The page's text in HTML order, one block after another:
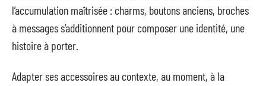
l’accumulation maîtrisée : charms, boutons anciens, broches
à messages s’additionnent pour composer une identité, une
histoire à porter.
Adapter ses accessoires au contexte, au moment, à la